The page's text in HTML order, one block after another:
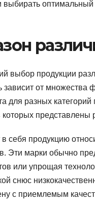
выбирать
выбор продукции
зависит от
для разных
представлены
в себя продукцию
Эти марки обычно
или упрощая
снюс
с приемлемым